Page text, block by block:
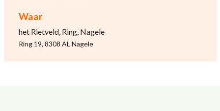
Waar
het Rietveld, Ring, Nagele
Ring 19, 8308 AL Nagele